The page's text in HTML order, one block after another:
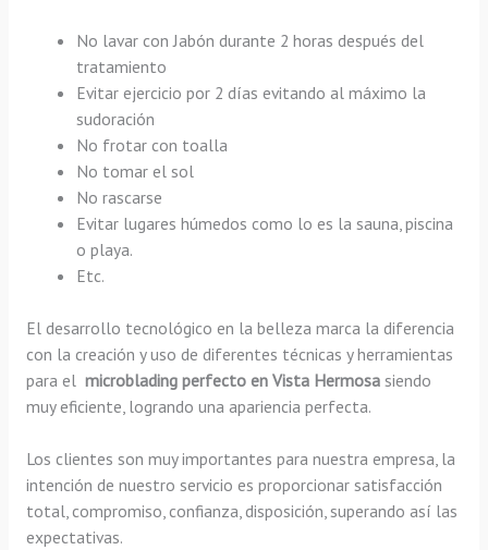
No lavar con Jabón durante 2 horas después del
tratamiento
Evitar ejercicio por 2 días evitando al máximo la
sudoración
No frotar con toalla
No tomar el sol
No rascarse
Evitar lugares húmedos como lo es la sauna, piscina
o playa.
Etc.
El desarrollo tecnológico en la belleza marca la diferencia
con la creación y uso de diferentes técnicas y herramientas
para el microblading perfecto en Vista Hermosasiendo
muy eficiente, logrando una apariencia perfecta.
Los clientes son muy importantes para nuestra empresa, la
intención de nuestro servicio es proporcionar satisfacción
total, compromiso, confianza, disposición, superando así las
expectativas.